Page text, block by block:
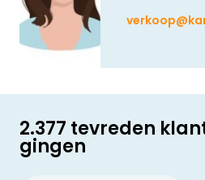
2.377 tevreden
gingen